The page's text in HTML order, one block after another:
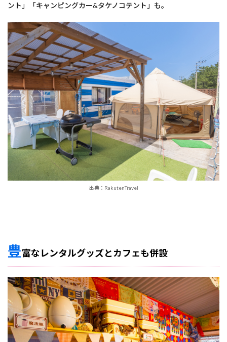
ント」「キャンピングカー&タケノコテント」も。
出典：RakutenTravel
豊富なレンタルグッズとカフェも併設